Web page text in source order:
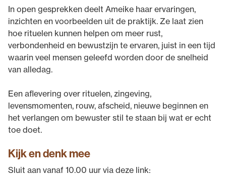
In open gesprekken deelt Ameike haar ervaringen,
inzichten en voorbeelden uit de praktijk. Ze laat zien
hoe rituelen kunnen helpen om meer rust,
verbondenheid en bewustzijn te ervaren, juist in een tijd
waarin veel mensen geleefd worden door de snelheid
van alledag.
Een aflevering over rituelen, zingeving,
levensmomenten, rouw, afscheid, nieuwe beginnen en
het verlangen om bewuster stil te staan bij wat er echt
toe doet.
Kijk en denk mee
Sluit aan vanaf 10.00 uur via deze link: